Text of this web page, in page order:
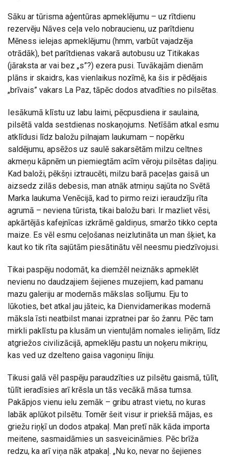
Sāku ar tūrisma aģentūras apmeklējumu – uz rītdienu
rezervēju Nāves ceļa velo nobraucienu, uz parītdienu
Mēness ielejas apmeklējumu (hmm, varbūt vajadzēja
otrādāk), bet parītdienas vakarā autobusu uz Titikakas
(jāraksta ar vai bez „s”?) ezera pusi. Tuvākajām dienām
plāns ir skaidrs, kas vienlaikus nozīmē, ka šis ir pēdējais
„brīvais” vakars La Paz, tāpēc dodos atvadīties no pilsētas.
Iesākumā klīstu uz labu laimi, pēcpusdiena ir saulaina,
pilsētā valda sestdienas noskaņojums. Netīšām atkal esmu
atklīdusi līdz baložu pilnajam laukumam – nopērku
saldējumu, apsēžos uz saulē sakarsētām milzu celtnes
akmeņu kāpnēm un piemiegtām acīm vēroju pilsētas daļiņu.
Kad baloži, pēkšņi iztraucēti, milzu barā paceļas gaisā un
aizsedz zilās debesis, man atnāk atmiņu sajūta no Svētā
Marka laukuma Venēcijā, kad to pirmo reizi ieraudzīju rīta
agrumā – neviena tūrista, tikai baložu bari. Ir mazliet vēsi,
apkārtējās kafejnīcas izkrāmē galdiņus, smaržo tikko cepta
maize. Es vēl esmu ceļošanas neizlutināta un man šķiet, ka
kaut ko tik rīta sajūtām piesātinātu vēl neesmu piedzīvojusi.
Tikai paspēju nodomāt, ka diemžēl neiznāks apmeklēt
nevienu no daudzajiem šejienes muzejiem, kad pamanu
mazu galeriju ar modernās mākslas solījumu. Eju to
lūkoties, bet atkal jau jāteic, ka Dienvidamerikas modernā
māksla īsti neatbilst manai izpratnei par šo žanru. Pēc tam
mirkli paklīstu pa klusām un vientuļām nomales ieliņām, līdz
atgriežos civilizācijā, apmeklēju pastu un noķeru mikriņu,
kas ved uz dzelteno gaisa vagoniņu līniju.
Tikusi galā vēl paspēju paraudzīties uz pilsētu gaismā, tūlīt,
tūlīt ieradīsies arī krēsla un tās vecākā māsa tumsa.
Pakāpjos vienu ielu zemāk – gribu atrast vietu, no kuras
labāk aplūkot pilsētu. Tomēr šeit visur ir priekšā mājas, es
griežu riņķī un dodos atpakaļ. Man pretī nāk kāda importa
meitene, sasmaidāmies un sasveicināmies. Pēc brīža
redzu, ka arī viņa nāk atpakaļ. „Nu ko, nevar no šejienes